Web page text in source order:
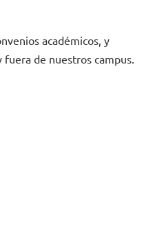
académicos, y
de nuestros campus.